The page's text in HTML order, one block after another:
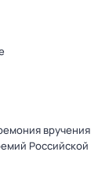
вручения
Российской